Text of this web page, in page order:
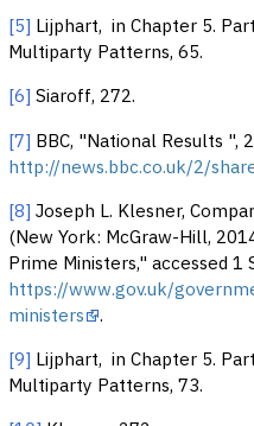
[5] Lijphart, in Chapter 5.
Multiparty Patterns, 65.
[6] Siaroff, 272.
[7] BBC, "National Results ",
http://news.bbc.co.uk/2/
[8] Joseph L. Klesner,
(New York: McGraw-Hill,
Prime Ministers," accessed 1
https://www.gov.uk/
ministers .
[9] Lijphart, in Chapter 5.
Multiparty Patterns, 73.